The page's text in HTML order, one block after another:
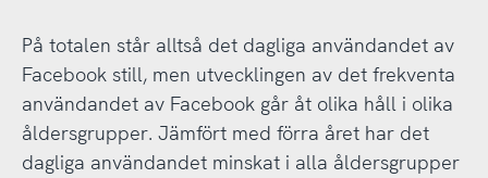
På totalen står alltså det dagliga användandet av
Facebook still, men utvecklingen av det frekventa
användandet av Facebook går åt olika håll i olika
åldersgrupper. Jämfört med förra året har det
dagliga användandet minskat i alla åldersgrupper